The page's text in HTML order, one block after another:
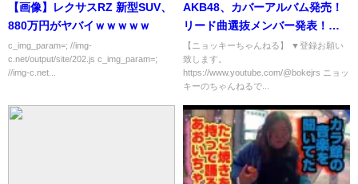
【画像】レクサスRZ 新型SUV、
880万円がヤバイｗｗｗｗｗ
c_img_param=; //img-
c.net/output/site/202.js c_img_param=;
//img-c.net...
AKB48、カバーアルバム発売！
リード曲選抜メンバー発表！の
感想
【ニョッキーちゃんねる】 ▼登録お願い
致します。
https://www.youtube.com/@bokejrs ニョッ
キーのちゃんねるで...